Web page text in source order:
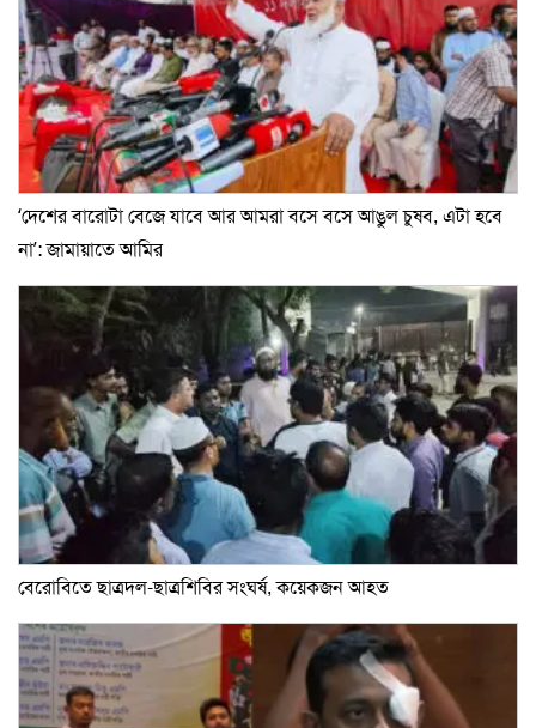
‘দেশের বারোটা বেজে যাবে আর আমরা বসে বসে আঙুল চুষব, এটা হবে
না’: জামায়াতে আমির
বেরোবিতে ছাত্রদল-ছাত্রশিবির সংঘর্ষ, কয়েকজন আহত